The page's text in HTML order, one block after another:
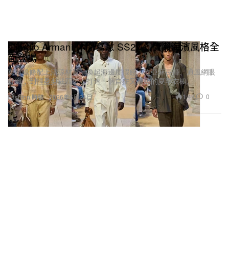
Fashion 時裝
Giorgio Armani 休閒寫意 SS27：慵懶海濱風格全
面登場
寬鬆線條配上清涼材質，喚起海邊度假感：從亞麻長褲、通風網眼
針織，到輕盈剪裁西裝，打造一個自在又高級的夏季衣櫥。
2026年6月24日 1.4K 0